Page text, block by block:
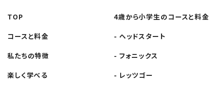
ビ
ゲ
ー
TOP
コースと料金
私たちの特徴
楽しく学べる
4歳から小学生の コースと料金
- ヘッドスタート
- フォニックス
- レッツゴー